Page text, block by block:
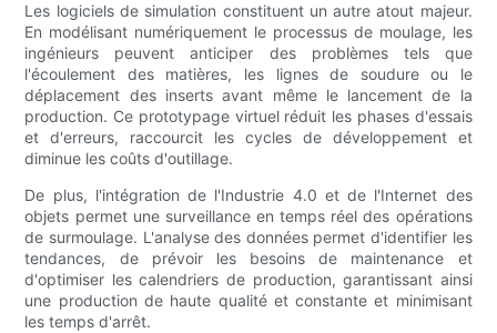
Les logiciels de simulation constituent un autre atout majeur.
En modélisant numériquement le processus de moulage, les
ingénieurs peuvent anticiper des problèmes tels que
l'écoulement des matières, les lignes de soudure ou le
déplacement des inserts avant même le lancement de la
production. Ce prototypage virtuel réduit les phases d'essais
et d'erreurs, raccourcit les cycles de développement et
diminue les coûts d'outillage.
De plus, l'intégration de l'Industrie 4.0 et de l'Internet des
objets permet une surveillance en temps réel des opérations
de surmoulage. L'analyse des données permet d'identifier les
tendances, de prévoir les besoins de maintenance et
d'optimiser les calendriers de production, garantissant ainsi
une production de haute qualité et constante et minimisant
les temps d'arrêt.